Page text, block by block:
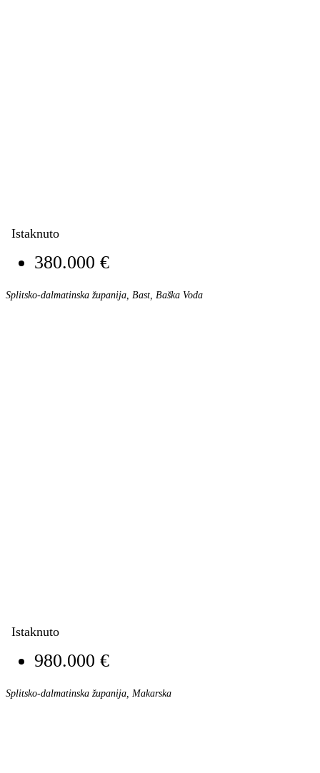
Istaknuto
380.000 €
Splitsko-dalmatinska županija, Bast, Baška Voda
Istaknuto
980.000 €
Splitsko-dalmatinska županija, Makarska